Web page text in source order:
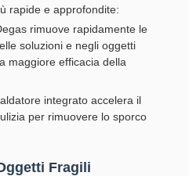
rapide e approfondite:
rimuove rapidamente le
soluzioni e negli oggetti
maggiore efficacia della
integrato accelera il
per rimuovere lo sporco
Fragili